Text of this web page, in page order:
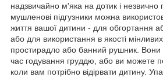
надзвичайно м'яка на дотик і незвично
мушленові підгузники можна
життя вашої дитини - для обгортання
або для використання в якості
простирадло або банний рушник. Вони
час годування груддю, або ви можете
коли вам потрібно відірвати дитину.